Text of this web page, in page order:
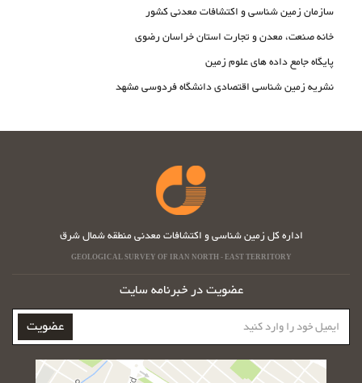
سازمان زمین شناسی و اکتشافات معدنی کشور
خانه صنعت، معدن و تجارت استان خراسان رضوی
پایگاه جامع داده های علوم زمین
نشریه زمین شناسی اقتصادی دانشگاه فردوسی مشهد
اداره کل زمین شناسی و اکتشافات معدنی منطقه شمال شرق
GEOLOGICAL SURVEY OF IRAN NORTH - EAST TERRITORY
عضویت در خبرنامه سایت
ایمیل
خود
را
عضویت